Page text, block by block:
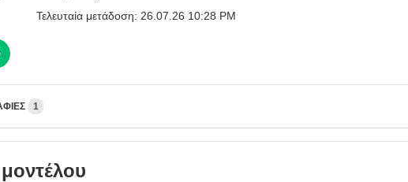
Τελευταία μετάδοση: 26.07.26 10:28 PM
1